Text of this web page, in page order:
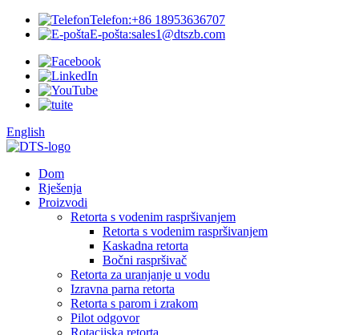
Telefon:+86 18953636707
E-pošta:sales1@dtszb.com
English
Dom
Rješenja
Proizvodi
Retorta s vodenim raspršivanjem
Retorta s vodenim raspršivanjem
Kaskadna retorta
Bočni raspršivač
Retorta za uranjanje u vodu
Izravna parna retorta
Retorta s parom i zrakom
Pilot odgovor
Rotacijska retorta